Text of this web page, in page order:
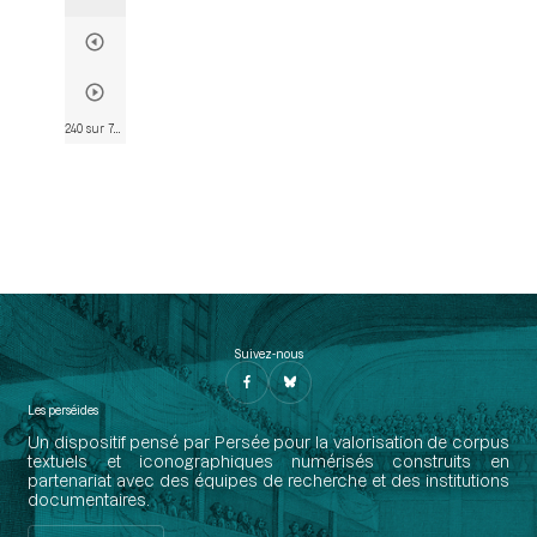
Suivez-nous
Les perséides
Un dispositif pensé par Persée pour la valorisation de corpus
textuels et iconographiques numérisés construits en
partenariat avec des équipes de recherche et des institutions
documentaires.